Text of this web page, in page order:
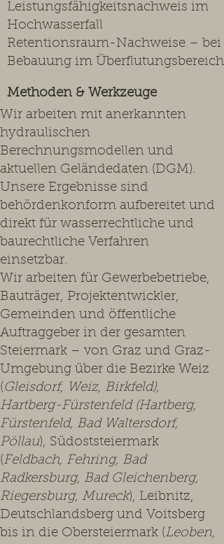
Leistungsfähigkeitsnachweis im
Hochwasserfall
Retentionsraum-Nachweise – bei
Bebauung im Überflutungsbereich
Methoden & Werkzeuge
Wir arbeiten mit anerkannten
hydraulischen
Berechnungsmodellen und
aktuellen Geländedaten (DGM).
Unsere Ergebnisse sind
behördenkonform aufbereitet und
direkt für wasserrechtliche und
baurechtliche Verfahren
einsetzbar.
Wir arbeiten für Gewerbebetriebe,
Bauträger, Projektentwickler,
Gemeinden und öffentliche
Auftraggeber in der gesamten
Steiermark – von Graz und Graz-
Umgebung über die Bezirke Weiz
(Gleisdorf, Weiz, Birkfeld),
Hartberg-Fürstenfeld (Hartberg,
Fürstenfeld, Bad Waltersdorf,
Pöllau), Südoststeiermark
(Feldbach, Fehring, Bad
Radkersburg, Bad Gleichenberg,
Riegersburg, Mureck), Leibnitz,
Deutschlandsberg und Voitsberg
bis in die Obersteiermark (Leoben,